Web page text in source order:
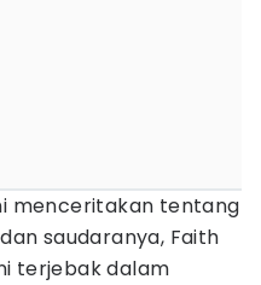
menceritakan tentang
saudaranya, Faith
terjebak dalam